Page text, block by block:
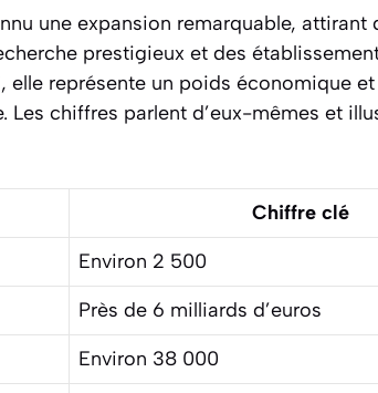
une expansion remarquable, attirant
prestigieux et des
elle représente un poids économique
Les chiffres parlent d’eux-mêmes et
Chiffre clé
Environ 2 500
Près de 6 milliards d’euros
Environ 38 000